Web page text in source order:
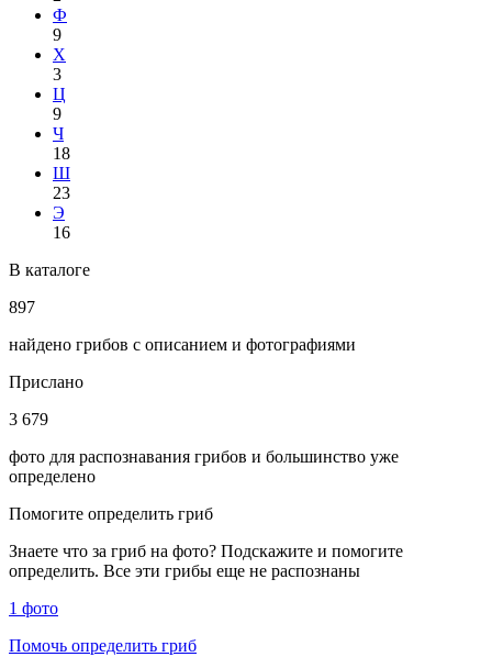
Ф
9
Х
3
Ц
9
Ч
18
Ш
23
Э
16
В каталоге
897
найдено грибов с описанием и фотографиями
Прислано
3 679
фото для распознавания грибов и большинство уже
определено
Помогите определить гриб
Знаете что за гриб на фото? Подскажите и помогите
определить. Все эти грибы еще не распознаны
1 фото
Помочь определить гриб